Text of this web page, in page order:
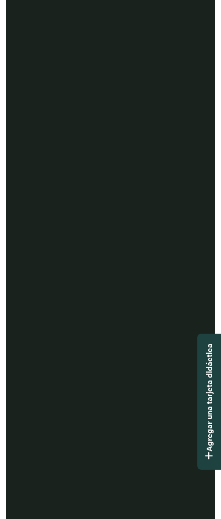
Agregar una tarjeta didáctica